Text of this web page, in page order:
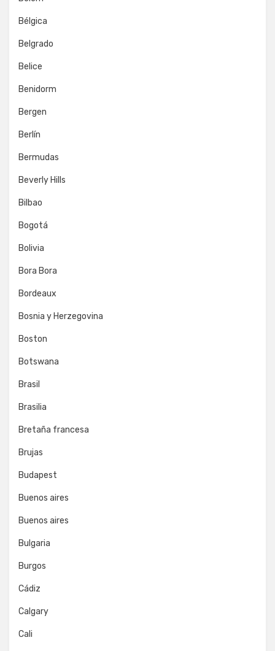
Bélgica
Belgrado
Belice
Benidorm
Bergen
Berlín
Bermudas
Beverly Hills
Bilbao
Bogotá
Bolivia
Bora Bora
Bordeaux
Bosnia y Herzegovina
Boston
Botswana
Brasil
Brasilia
Bretaña francesa
Brujas
Budapest
Buenos aires
Buenos aires
Bulgaria
Burgos
Cádiz
Calgary
Cali